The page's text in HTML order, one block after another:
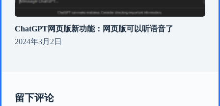
ChatGPT网页版新功能：网页版可以听语音了
2024年3月2日
留下评论